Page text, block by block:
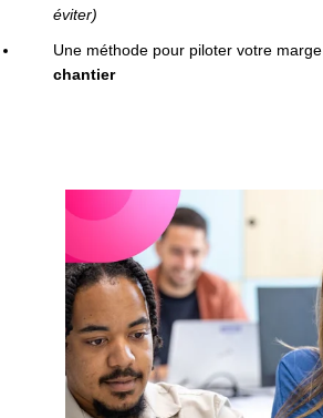
éviter)
Une méthode pour piloter votre marge
chantier